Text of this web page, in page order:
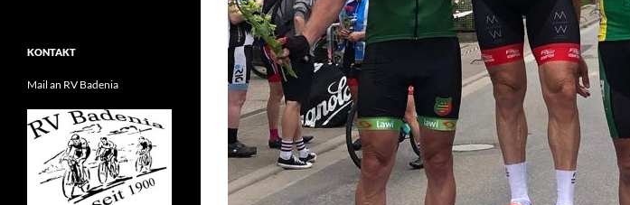
KONTAKT
Mail an RV Badenia